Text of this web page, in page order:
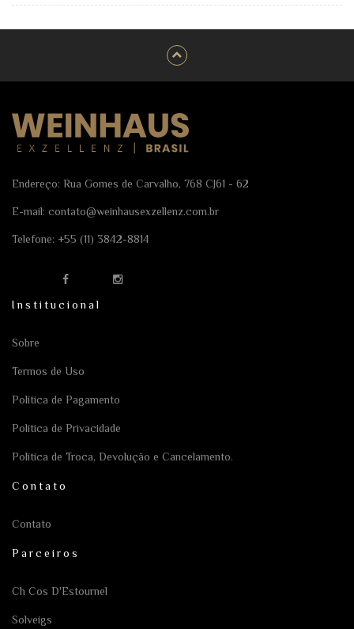
Endereço: Rua Gomes de Carvalho, 768 CJ61 - 62
E-mail: contato@weinhausexzellenz.com.br
Telefone: +55 (11) 3842-8814
Institucional
Sobre
Termos de Uso
Política de Pagamento
Política de Privacidade
Política de Troca, Devolução e Cancelamento.
Contato
Contato
Parceiros
Ch Cos D'Estournel
Solveigs